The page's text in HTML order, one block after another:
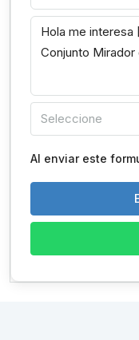
Seleccione
Al enviar este